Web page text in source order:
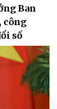
Ban
công
số